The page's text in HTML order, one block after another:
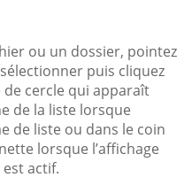
ou un dossier, pointez
puis cliquez
cercle qui apparaît
de la liste lorsque
de liste ou dans le coin
lorsque l’affichage
actif.